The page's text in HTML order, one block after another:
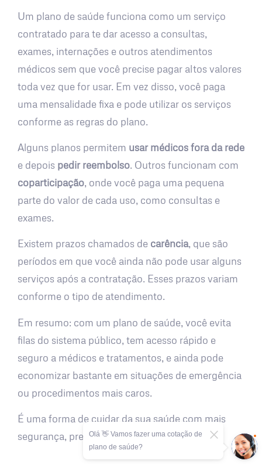
Um plano de saúde funciona como um serviço
contratado para te dar acesso a consultas,
exames, internações e outros atendimentos
médicos sem que você precise pagar altos valores
toda vez que for usar. Em vez disso, você paga
uma mensalidade fixa e pode utilizar os serviços
conforme as regras do plano.
Alguns planos permitem usar médicos fora da rede
e depois pedir reembolso. Outros funcionam com
coparticipação, onde você paga uma pequena
parte do valor de cada uso, como consultas e
exames.
Existem prazos chamados de carência, que são
períodos em que você ainda não pode usar alguns
serviços após a contratação. Esses prazos variam
conforme o tipo de atendimento.
Em resumo: com um plano de saúde, você evita
filas do sistema público, tem acesso rápido e
seguro a médicos e tratamentos, e ainda pode
economizar bastante em situações de emergência
ou procedimentos mais caros.
É uma forma de cuidar da sua saúde com mais
segurança, previsibilidade e tranquilidade.
Olá 👋 Vamos fazer uma cotação de
plano de saúde?